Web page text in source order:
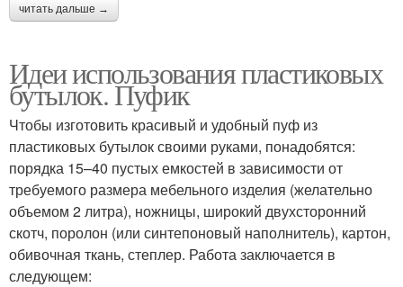
читать дальше →
Идеи использования пластиковых
бутылок. Пуфик
Чтобы изготовить красивый и удобный пуф из
пластиковых бутылок своими руками, понадобятся:
порядка 15–40 пустых емкостей в зависимости от
требуемого размера мебельного изделия (желательно
объемом 2 литра), ножницы, широкий двухсторонний
скотч, поролон (или синтепоновый наполнитель), картон,
обивочная ткань, степлер. Работа заключается в
следующем: